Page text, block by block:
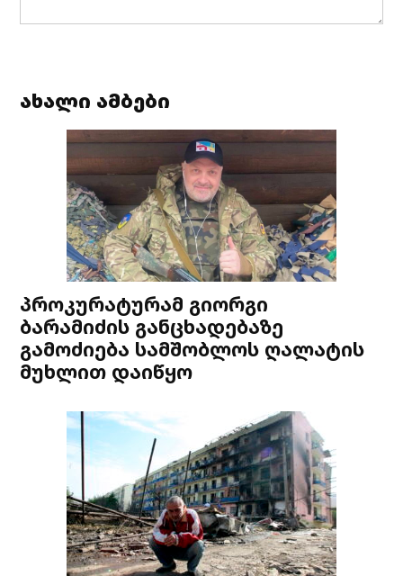
ახალი ამბები
პროკურატურამ გიორგი
ბარამიძის განცხადებაზე
გამოძიება სამშობლოს ღალატის
მუხლით დაიწყო